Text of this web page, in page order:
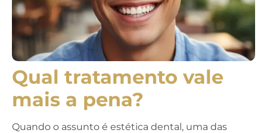
Qual tratamento vale
mais a pena?
Quando o assunto é estética dental, uma das